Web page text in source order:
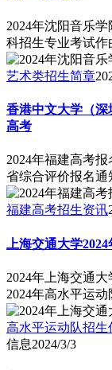
2024年沈阳音乐
科招生专业考试
艺术类招生简章
香港中文大学（深
高考
2024年福建高考
省综合评价报名通
福建高考招生资讯
上海交通大学
2024年上海交通
2024年高水平运
高水平运动队招生
信息2024/3/3